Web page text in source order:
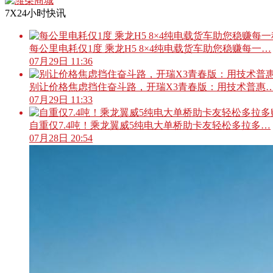
7X24小时快讯
每公里电耗仅1度 乘龙H5 8×4纯电载货车助您稳赚每一…
07月29日 11:36
别让价格焦虑挡住奋斗路，开瑞X3青春版：用技术普惠
07月29日 11:33
自重仅7.4吨！乘龙翼威5纯电大单桥助卡友轻松多拉多…
07月28日 20:54